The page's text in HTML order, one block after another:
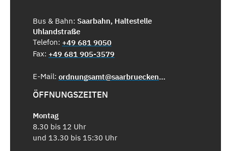
Bus & Bahn: Saarbahn, Haltestelle
Uhlandstraße
Telefon: +49 681 9050
Fax: +49 681 905-3579
E-Mail: ordnungsamt@saarbruecken.de
ÖFFNUNGSZEITEN
Montag
8.30 bis 12 Uhr
und 13.30 bis 15:30 Uhr